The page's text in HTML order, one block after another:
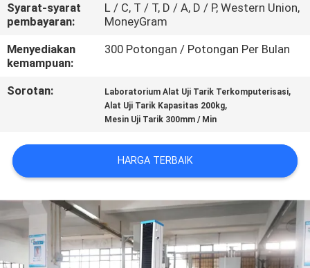
HUBUNGI
KAMI
BERITA
KASUS
SITEMAP
KEBIJAKAN
PRIVASI
Syarat-syarat
pembayaran:
L / C, T / T, D / A, D / P, Western Union,
MoneyGram
Menyediakan
kemampuan:
300 Potongan / Potongan Per Bulan
Sorotan: Laboratorium Alat Uji Tarik Terkomputerisasi,
Alat Uji Tarik Kapasitas 200kg,
Mesin Uji Tarik 300mm / Min
HARGA TERBAIK